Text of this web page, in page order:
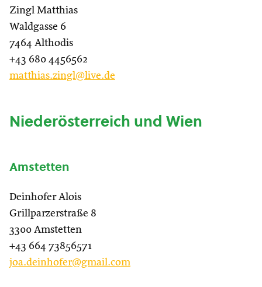
Zingl Matthias
Waldgasse 6
7464 Althodis
+43 680 4456562
matthias.zingl@live.de
Niederösterreich und Wien
Amstetten
Deinhofer Alois
Grillparzerstraße 8
3300 Amstetten
+43 664 73856571
joa.deinhofer@gmail.com